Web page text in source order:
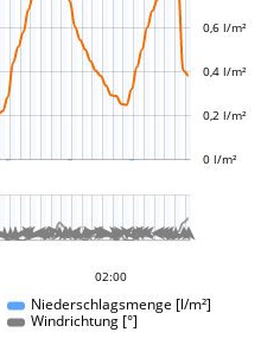
0 l/m²
0,2 l/m²
0,4 l/m²
0,6 l/m²
02:00






Niederschlagsmenge [l/m²]
Windrichtung [°]